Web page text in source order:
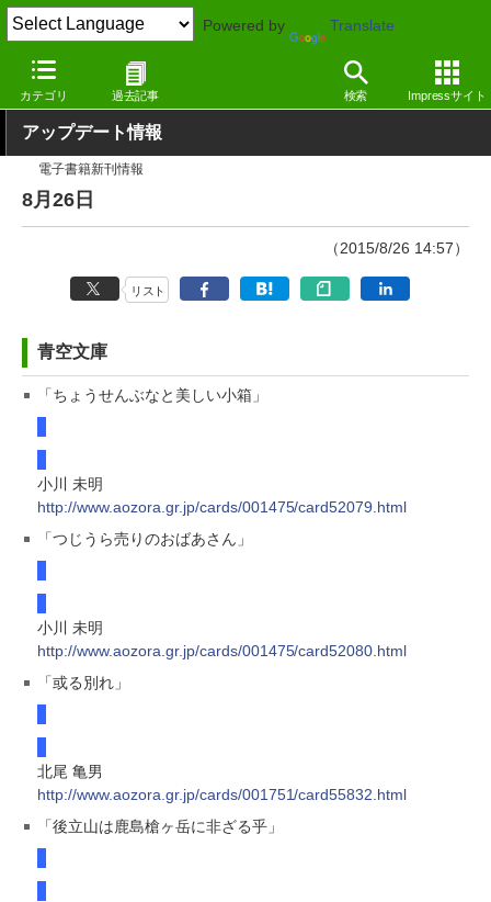
Powered by Translate
カテゴリ 過去記事 検索 Impressサイト
窓の杜 その他の話題 アップデート
アップデート情報
電子書籍新刊情報
8月26日
（2015/8/26 14:57）
リスト
青空文庫
「ちょうせんぶなと美しい小箱」
小川 未明
http://www.aozora.gr.jp/cards/001475/card52079.html
「つじうら売りのおばあさん」
小川 未明
http://www.aozora.gr.jp/cards/001475/card52080.html
「或る別れ」
北尾 亀男
http://www.aozora.gr.jp/cards/001751/card55832.html
「後立山は鹿島槍ヶ岳に非ざる乎」